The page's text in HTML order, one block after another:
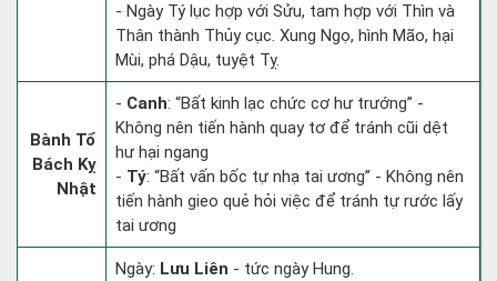
- Ngày Tý lục hợp với Sửu, tam hợp với Thìn và
Thân thành Thủy cục. Xung Ngọ, hình Mão, hại
Mùi, phá Dậu, tuyệt Tỵ.
Bành Tổ
Bách Kỵ
Nhật
- Canh: “Bất kinh lạc chức cơ hư trướng” -
Không nên tiến hành quay tơ để tránh cũi dệt
hư hại ngang
- Tý: “Bất vấn bốc tự nhạ tai ương” - Không nên
tiến hành gieo quẻ hỏi việc để tránh tự rước lấy
tai ương
Ngày: Lưu Liên - tức ngày Hung.